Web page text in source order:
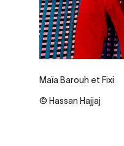
Maïa Barouh et Fixi
© Hassan Hajjaj